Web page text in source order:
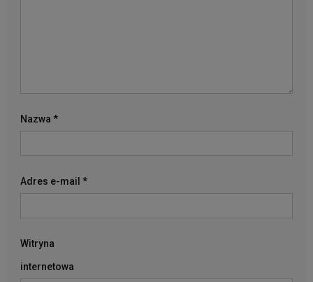
Nazwa *
Adres e-mail *
Witryna
internetowa